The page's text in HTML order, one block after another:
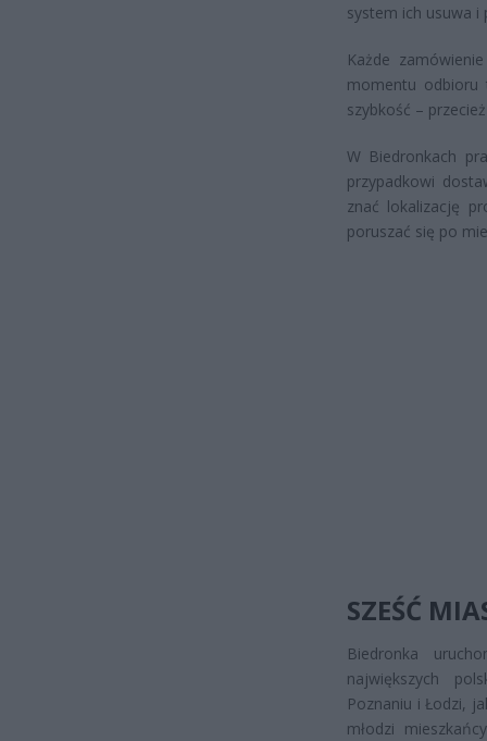
system ich usuwa i
Każde
momentu odbioru
szybkość –
W Biedronkach
przypadkowi
znać lokalizację
poruszać się po
SZEŚĆ
Biedronka
największych
Poznaniu i Łodzi,
młodzi